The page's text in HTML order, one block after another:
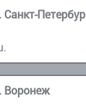
.
Воронеж